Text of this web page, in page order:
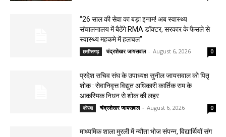
“26 साल की सेवा का बड़ा इनाम! अब स्वास्थ्य
संचालनालय में बैठेंगे RMA डॉक्टर, सरकार के फैसले से
स्वास्थ्य महकमे में हलचल”
छत्तीसगढ़ चंद्रशेखर जायसवाल - August 6, 2026 0
प्रदेश सचिव संघ के उपाध्यक्ष सुनील जायसवाल को पितृ
शोक : सेवानिवृत्त विद्युत अधिकारी कार्तिक राम के
आकस्मिक निधन से शोक की लहर
कोरबा चंद्रशेखर जायसवाल - August 6, 2026 0
माध्यमिक शाला मुरली में न्यौता भोज संपन्न, विद्यार्थियों संग